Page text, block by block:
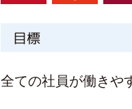
目標
全ての社員が働きや